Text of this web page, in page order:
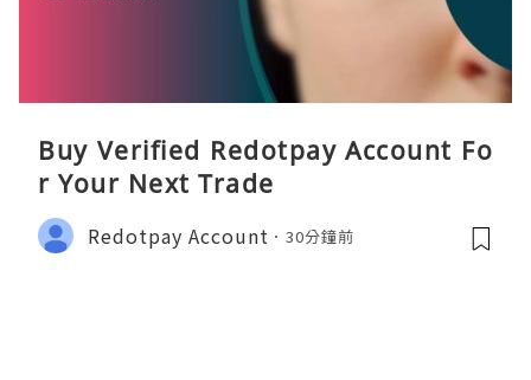
Buy Verified Redotpay Account Fo
r Your Next Trade
Redotpay Account 30分鐘前